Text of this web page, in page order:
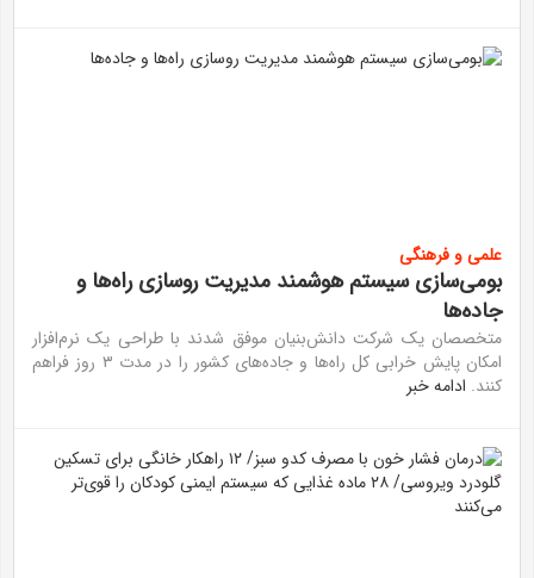
علمی و فرهنگی
بومی‌سازی سیستم هوشمند مدیریت روسازی راه‌ها و
جاده‌ها
متخصصان یک شرکت دانش‌بنیان موفق شدند با طراحی یک نرم‌افزار
امکان پایش خرابی کل راه‌ها و جاده‌های کشور را در مدت ۳ روز فراهم
کنند. ادامه خبر